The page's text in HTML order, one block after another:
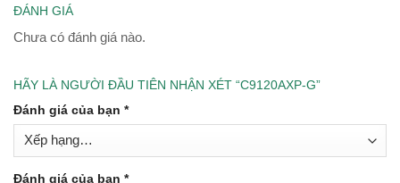
ĐÁNH GIÁ
Chưa có đánh giá nào.
HÃY LÀ NGƯỜI ĐẦU TIÊN NHẬN XÉT “C9120AXP-G”
Đánh giá của bạn *
Đánh giá của bạn *